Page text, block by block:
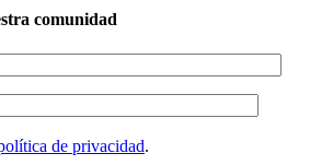
comunidad
de privacidad.